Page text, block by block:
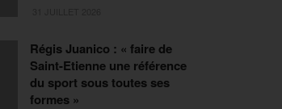
Régis Juanico : « faire de
Saint-Etienne une référence
du sport sous toutes ses
formes »